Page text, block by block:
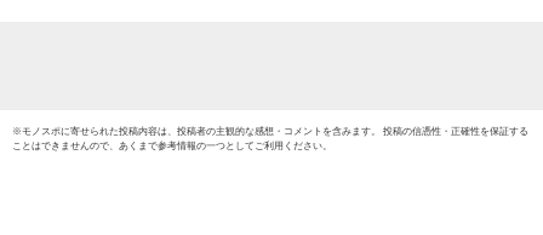
※モノスポに寄せられた投稿内容は、投稿者の主観的な感想・コメントを含みます。 投稿の信憑性・正確性を保証する
ことはできませんので、あくまで参考情報の一つとしてご利用ください。